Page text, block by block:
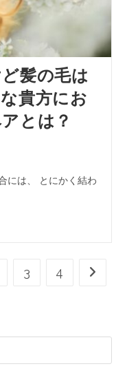
髪の毛は
貴方にお
とは？
には、 とにかく結わ
3 4